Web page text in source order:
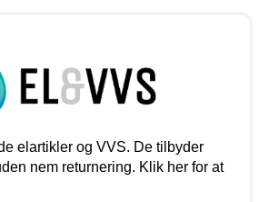
elartikler og VVS. De tilbyder
nem returnering. Klik her for at